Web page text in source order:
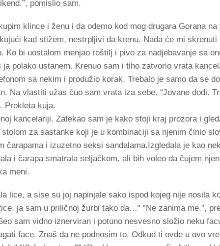
pomislio sam.
klince i ženu i da odemo kod mog drugara Gorana
kad stižem, nestrpljivi da krenu. Nada će mi skrenuti
Ko bi uostalom menjao roštilj i pivo za nadjebavanje sa
polako ustanem. Krenuo sam i tiho zatvorio vrata
sa nekim i produžio korak. Trebalo je samo da se
Na vlastiti užas čuo sam vrata iza sebe. “Jovane dođi.
Prokleta kuja.
kancelariji. Zatekao sam je kako stoji kraj prozora i
za sastanke koji je u kombinaciji sa njenim činio
čarapama i izuzetno seksi sandalama.Izgledala je kao
i čarapa smatrala seljačkom, ali bih voleo da čujem
meni.
lice, a sise su joj napinjale sako ispod kojeg nije nosila
ja sam u priličnoj žurbi tako da…” “Ne zanima me.”,
sam vidno iznerviran i potuno nesvesno složio neku
face. Znaš da ne podnosim to. Odkud ti ovde u ovo